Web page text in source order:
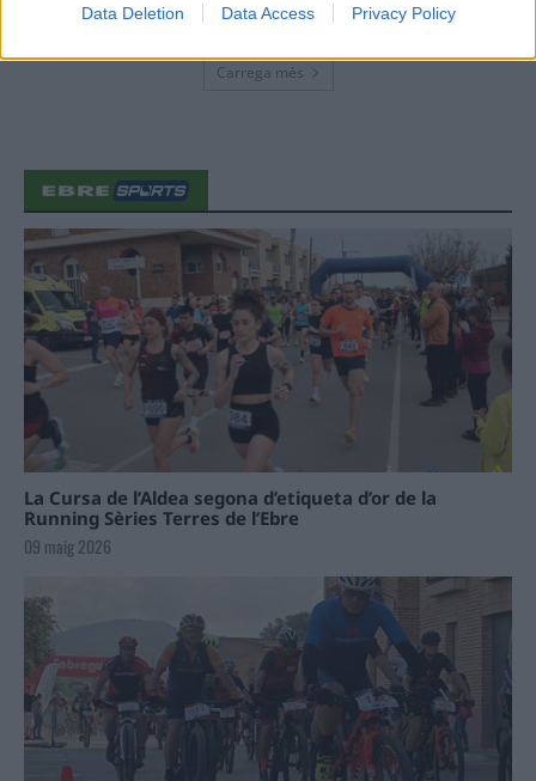
Data Deletion Data Access Privacy Policy
Carrega més
La Cursa de l’Aldea segona d’etiqueta d’or de la
Running Sèries Terres de l’Ebre
09 maig 2026